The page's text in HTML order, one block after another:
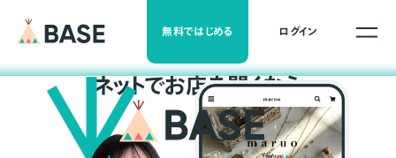
無料ではじめる ログイン
ネットでお店を開くなら